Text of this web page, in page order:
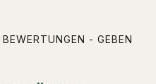
- GEBEN